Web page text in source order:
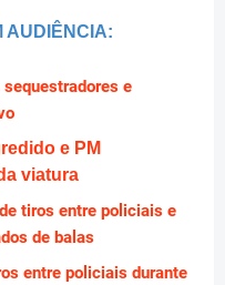
AUDIÊNCIA:
e
e PM
viatura
tiros entre policiais e
de balas
entre policiais durante